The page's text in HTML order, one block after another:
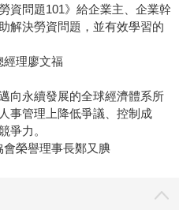
資問題101》給企業主、企業幹
解決勞資問題，並有效學習的
理廖文福
向永續發展的全球經濟體系所
事管理上降低爭議、控制成
爭力。
榮譽理事長鄭又腆